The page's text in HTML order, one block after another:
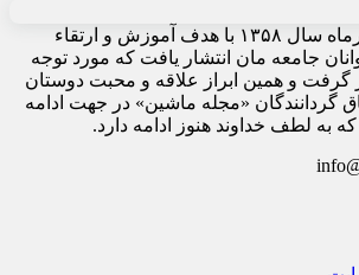
«مجله ماشین» از مهرماه سال ۱۳۵۸ با هدف آموزش و ارتقاء
جامعه مان انتشار یافت که مورد توجه
گرفت و همین ابراز علاقه و محبت دوستان
گردانندگان «مجله ماشین» در جهت ادامه
به لطف خداوند هنوز ادامه دارد.